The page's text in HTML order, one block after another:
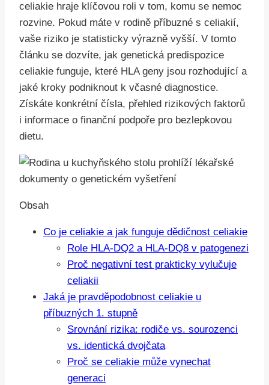
celiakie hraje klíčovou roli v tom, komu se nemoc
rozvine. Pokud máte v rodině příbuzné s celiakií,
vaše riziko je statisticky výrazně vyšší. V tomto
článku se dozvíte, jak genetická predispozice
celiakie funguje, které HLA geny jsou rozhodující a
jaké kroky podniknout k včasné diagnostice.
Získáte konkrétní čísla, přehled rizikových faktorů
i informace o finanční podpoře pro bezlepkovou
dietu.
Obsah
Co je celiakie a jak funguje dědičnost celiakie
Role HLA-DQ2 a HLA-DQ8 v patogenezi
Proč negativní test prakticky vylučuje
celiakii
Jaká je pravděpodobnost celiakie u
příbuzných 1. stupně
Srovnání rizika: rodiče vs. sourozenci
vs. identická dvojčata
Proč se celiakie může vynechat
generaci